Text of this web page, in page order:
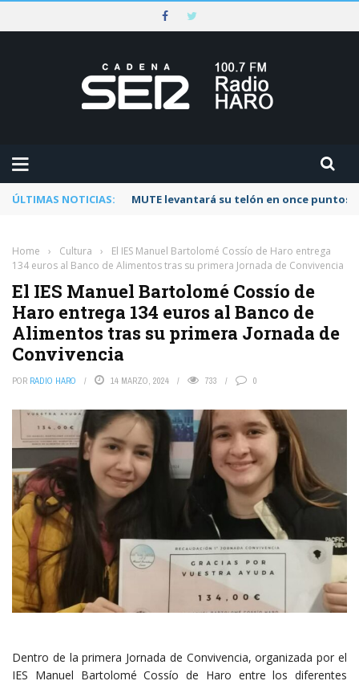
ÚLTIMAS NOTICIAS: Rescatado un ciclista accidentado en un
Home › Cultura ›
El IES Manuel Bartolomé Cossío de Haro entrega
134 euros al Banco de Alimentos tras su primera Jornada de Convivencia
El IES Manuel Bartolomé Cossío de
Haro entrega 134 euros al Banco de
Alimentos tras su primera Jornada de
Convivencia
POR RADIO HARO 14 MARZO, 2024 733 0
Dentro de la primera Jornada de Convivencia, organizada por el
IES Manuel Bartolomé Cossío de Haro entre los diferentes